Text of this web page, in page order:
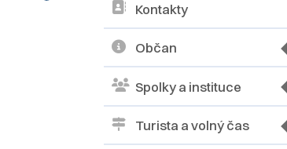
Kontakty
Občan
Spolky a instituce
Turista a volný čas